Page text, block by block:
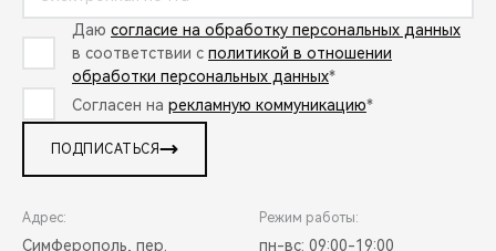
Даю согласие на обработку персональных данных
в соответствии с политикой в отношении
обработки персональных данных*
Согласен на рекламную коммуникацию*
ПОДПИСАТЬСЯ
Адрес:
Симферополь, пер.
Режим работы:
пн-вс: 09:00-19:00